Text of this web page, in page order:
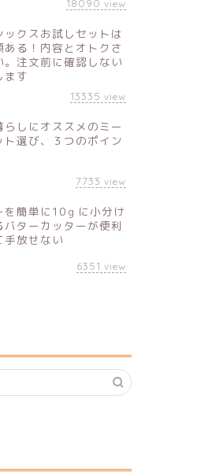
18090 view
ックスお試しセットは
ある！内容とオトクさ
。注文前に確認しない
ます
13335 view
らしにオススメのミー
ト選び、３つのポイン
7733 view
を簡単に10ｇに小分け
バターカッターが便利
手放せない
6351 view